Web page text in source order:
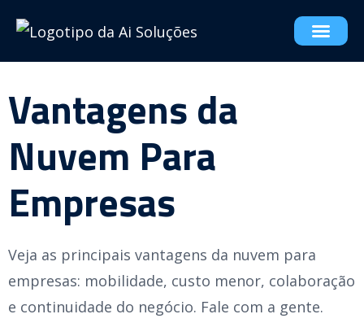
Vantagens da
Nuvem Para
Empresas
Veja as principais vantagens da nuvem para
empresas: mobilidade, custo menor, colaboração
e continuidade do negócio. Fale com a gente.